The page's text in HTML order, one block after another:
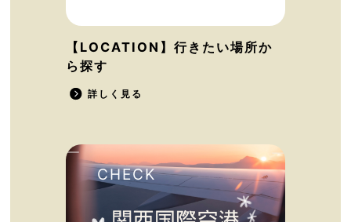
【LOCATION】行きたい場所か
ら探す
詳しく見る